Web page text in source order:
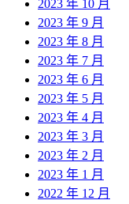
2023 年 10 月
2023 年 9 月
2023 年 8 月
2023 年 7 月
2023 年 6 月
2023 年 5 月
2023 年 4 月
2023 年 3 月
2023 年 2 月
2023 年 1 月
2022 年 12 月